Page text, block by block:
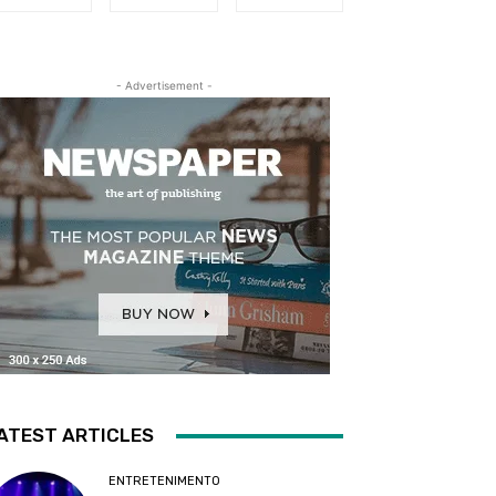
- Advertisement -
ARTICLES
ENTRETENIMENTO